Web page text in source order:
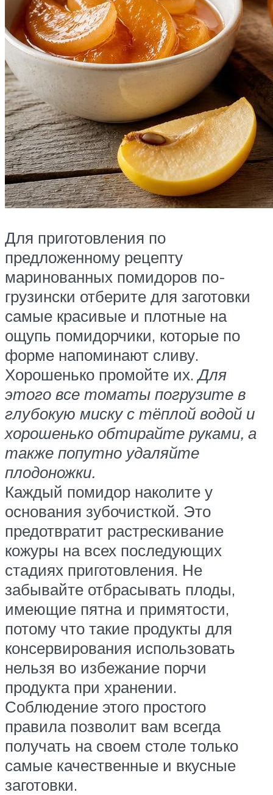
Для приготовления по
предложенному рецепту
маринованных помидоров по-
грузински отберите для заготовки
самые красивые и плотные на
ощупь помидорчики, которые по
форме напоминают сливу.
Хорошенько промойте их.Для
этого все томаты погрузите в
глубокую миску с тёплой водой и
хорошенько обтирайте руками, а
также попутно удаляйте
плодоножки.
Каждый помидор наколите у
основания зубочисткой. Это
предотвратит растрескивание
кожуры на всех последующих
стадиях приготовления. Не
забывайте отбрасывать плоды,
имеющие пятна и примятости,
потому что такие продукты для
консервирования использовать
нельзя во избежание порчи
продукта при хранении.
Соблюдение этого простого
правила позволит вам всегда
получать на своем столе только
самые качественные и вкусные
заготовки.